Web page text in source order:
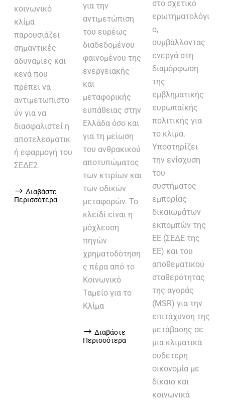
κοινωνικό
κλίμα
παρουσιάζει
σημαντικές
αδυναμίες και
κενά που
πρέπει να
αντιμετωπιστο
ύν για να
διασφαλιστεί η
αποτελεσματικ
ή εφαρμογή του
ΣΕΔΕ2.
Διαβάστε
Περισσότερα
για την
αντιμετώπιση
του ευρέως
διαδεδομένου
φαινομένου της
ενεργειακής
και
μεταφορικής
ευπάθειας στην
Ελλάδα όσο και
για τη μείωση
του ανθρακικού
αποτυπώματος
των κτιρίων και
των οδικών
μεταφορών. Το
κλειδί είναι η
μόχλευση
πηγών
χρηματοδότηση
ς πέρα από το
Κοινωνικό
Ταμείο για το
Κλίμα
Διαβάστε
Περισσότερα
στο σχετικό
ερωτηματολόγι
ο,
συμβάλλοντας
ενεργά στη
διαμόρφωση
της
εμβληματικής
ευρωπαϊκής
πολιτικής για
το κλίμα.
Υποστηρίζει
την ενίσχυση
του
συστήματος
εμπορίας
δικαιωμάτων
εκπομπών της
ΕΕ (ΣΕΔΕ της
ΕΕ) και του
αποθεματικού
σταθερότητας
της αγοράς
(MSR) για την
επιτάχυνση της
μετάβασης σε
μια κλιματικά
ουδέτερη
οικονομία με
δίκαιο και
κοινωνικά